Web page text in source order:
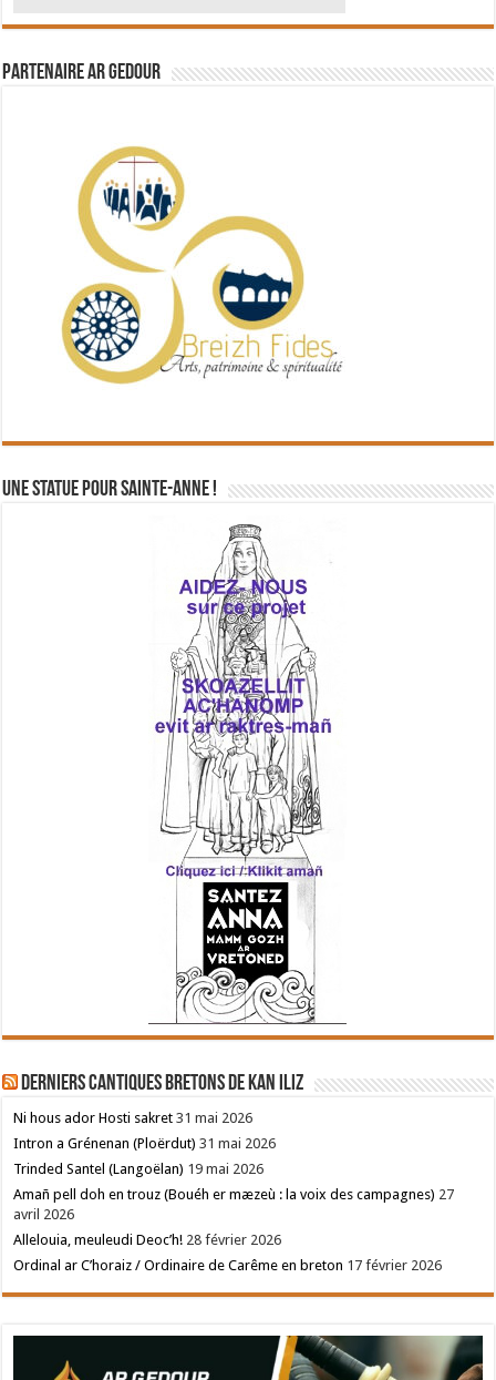
Partenaire Ar Gedour
Une statue pour Sainte-Anne !
Derniers cantiques bretons de Kan Iliz
Ni hous ador Hosti sakret 31 mai 2026
Intron a Grénenan (Ploërdut) 31 mai 2026
Trinded Santel (Langoëlan) 19 mai 2026
Amañ pell doh en trouz (Bouéh er mæzeù : la voix des campagnes) 27
avril 2026
Allelouia, meuleudi Deoc’h! 28 février 2026
Ordinal ar C’horaiz / Ordinaire de Carême en breton 17 février 2026